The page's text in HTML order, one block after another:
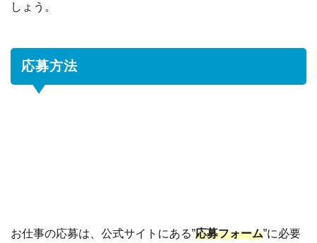
しょう。
応募方法
お仕事の応募は、公式サイトにある”応募フォーム”に必要